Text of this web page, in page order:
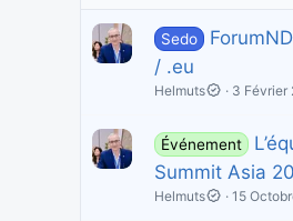
Sedo
/ .eu
Helmuts 3 Février
Événement
Summit Asia
Helmuts 15